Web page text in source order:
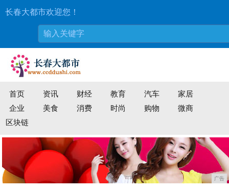
长春大都市欢迎您！
首页 资讯 财经 教育 汽车
家居
企业
美食 消费 时尚 购物
微商
区块链
广告